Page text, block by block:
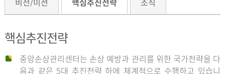
핵심추진전략
중앙손상관리센터는 손상 예방과 관리를 위한 국가전략을 다
음과 같은 5대 추진전략 하에 체계적으로 수행하고 있습니